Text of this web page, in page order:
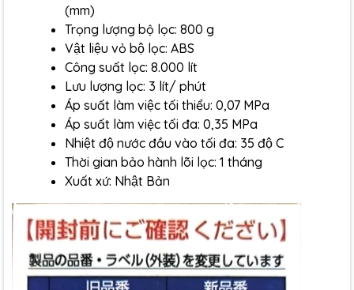
(mm)
Trọng lượng bộ lọc: 800 g
Vật liệu vỏ bộ lọc: ABS
Công suất lọc: 8.000 lít
Lưu lượng lọc: 3 lít/ phút
Áp suất làm việc tối thiểu: 0,07 MPa
Áp suất làm việc tối đa: 0,35 MPa
Nhiệt độ nước đầu vào tối đa: 35 độ C
Thời gian bảo hành lõi lọc: 1 tháng
Xuất xứ: Nhật Bản